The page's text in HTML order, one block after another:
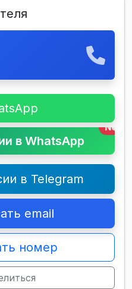
в WhatsApp
New
в Telegram
email
номер